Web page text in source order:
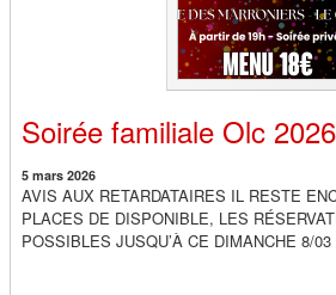
Soirée familiale Olc 2026
5 mars 2026
AVIS AUX RETARDATAIRES IL RESTE
PLACES DE DISPONIBLE, LES
POSSIBLES JUSQU’À CE DIMANCHE 8/